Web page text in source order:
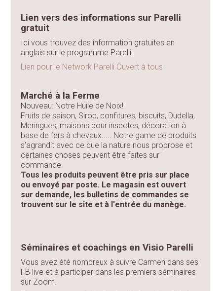
Lien vers des informations sur Parelli
gratuit
Ici vous trouvez des information gratuites en
anglais sur le programme Parelli.
Lien pour le Network Parelli Ouvert à tous
Marché à la Ferme
Nouveau: Notre Huile de Noix!
Fruits de saison, Sirop, confitures, biscuits, Dudella,
Meringues, maisons pour insectes, décoration à
base de fers à chevaux..... Notre game de produits
s'agrandit avec ce que la nature nous proprose et
certaines choses peuvent être faites sur
commande.
Tous les produits peuvent être pris sur place
ou envoyé par poste. Le magasin est ouvert
sur demande, les bulletins de commandes se
trouvent sur le site et à l'entrée du manège.
Séminaires et coachings en Visio Parelli
Vous avez été nombreux à suivre Carmen dans ses
FB live et à participer dans les premiers séminaires
sur Zoom.